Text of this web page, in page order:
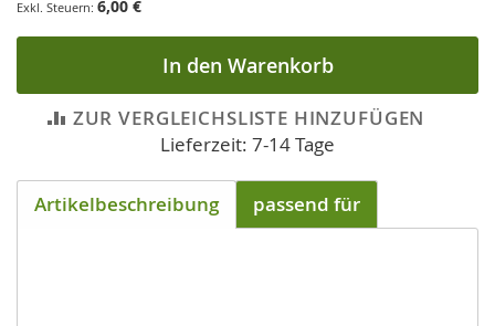
6,00 €
In den Warenkorb
ZUR VERGLEICHSLISTE HINZUFÜGEN
Lieferzeit: 7-14 Tage
Artikelbeschreibung passend für